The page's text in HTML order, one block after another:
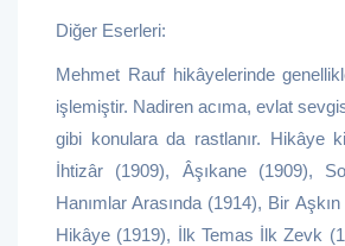
Diğer Eserleri:
Mehmet Rauf hikâyelerinde
işlemiştir. Nadiren acıma, evlat
gibi konulara da rastlanır. Hikâye
İhtizâr (1909), Âşıkane (1909),
Hanımlar Arasında (1914), Bir
Hikâye (1919), İlk Temas İlk Zevk